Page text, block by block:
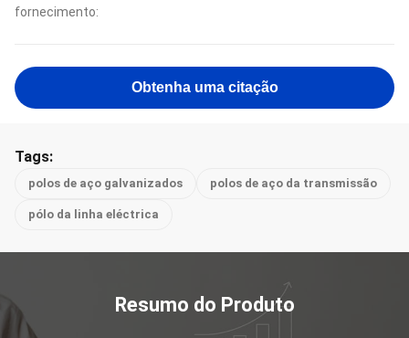
fornecimento:
Obtenha uma citação
Tags:
polos de aço galvanizados polos de aço da transmissão
pólo da linha eléctrica
Resumo do Produto